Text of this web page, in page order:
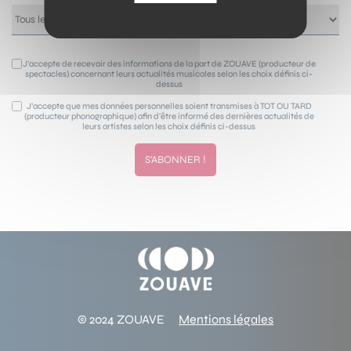
J’accepte de recevoir des informations de la part de ZOUAVE (producteur de
spectacles) concernant leurs actualités musicales selon les choix définis ci-
dessus
J’accepte que mes données personnelles soient transmises à TOT OU TARD
(producteur phonographique) afin d’être informé des dernières actualités de
leurs artistes selon les choix définis ci-dessus
© 2024 ZOUAVE Mentions légales